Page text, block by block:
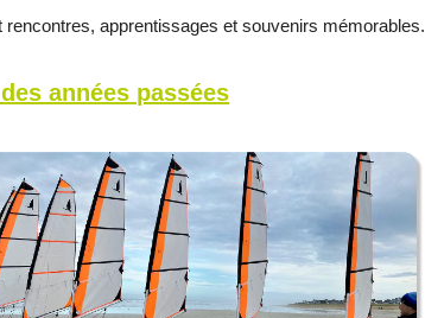
apprentissages et souvenirs mémorables.
années passées